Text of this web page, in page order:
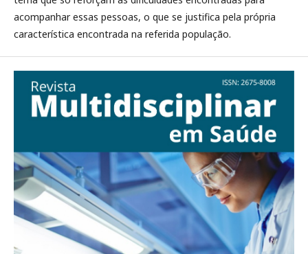
acompanhar essas pessoas, o que se justifica pela própria
característica encontrada na referida população.